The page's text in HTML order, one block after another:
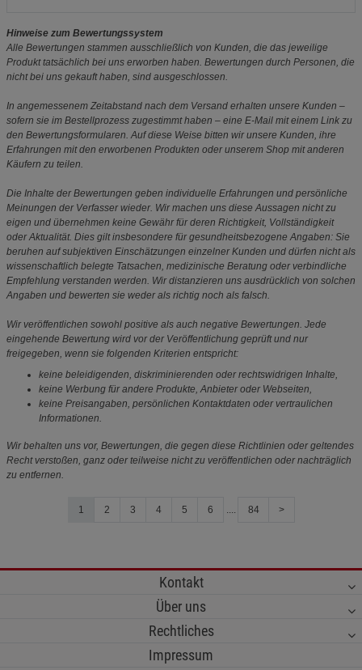
Hinweise zum Bewertungssystem
Alle Bewertungen stammen ausschließlich von Kunden, die das jeweilige
Produkt tatsächlich bei uns erworben haben. Bewertungen durch Personen, die
nicht bei uns gekauft haben, sind ausgeschlossen.
In angemessenem Zeitabstand nach dem Versand erhalten unsere Kunden –
sofern sie im Bestellprozess zugestimmt haben – eine E-Mail mit einem Link zu
den Bewertungsformularen. Auf diese Weise bitten wir unsere Kunden, ihre
Erfahrungen mit den erworbenen Produkten oder unserem Shop mit anderen
Käufern zu teilen.
Die Inhalte der Bewertungen geben individuelle Erfahrungen und persönliche
Meinungen der Verfasser wieder. Wir machen uns diese Aussagen nicht zu
eigen und übernehmen keine Gewähr für deren Richtigkeit, Vollständigkeit
oder Aktualität. Dies gilt insbesondere für gesundheitsbezogene Angaben: Sie
beruhen auf subjektiven Einschätzungen einzelner Kunden und dürfen nicht als
wissenschaftlich belegte Tatsachen, medizinische Beratung oder verbindliche
Empfehlung verstanden werden. Wir distanzieren uns ausdrücklich von solchen
Angaben und bewerten sie weder als richtig noch als falsch.
Wir veröffentlichen sowohl positive als auch negative Bewertungen. Jede
eingehende Bewertung wird vor der Veröffentlichung geprüft und nur
freigegeben, wenn sie folgenden Kriterien entspricht:
keine beleidigenden, diskriminierenden oder rechtswidrigen Inhalte,
keine Werbung für andere Produkte, Anbieter oder Webseiten,
keine Preisangaben, persönlichen Kontaktdaten oder vertraulichen
Informationen.
Wir behalten uns vor, Bewertungen, die gegen diese Richtlinien oder geltendes
Recht verstoßen, ganz oder teilweise nicht zu veröffentlichen oder nachträglich
zu entfernen.
1 2 3 4 5 6 84 >
Kontakt
Über uns
Rechtliches
Impressum